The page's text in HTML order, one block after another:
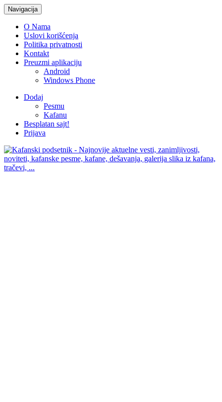
Navigacija
O Nama
Uslovi korišćenja
Politika privatnosti
Kontakt
Preuzmi aplikaciju
Android
Windows Phone
Dodaj
Pesmu
Kafanu
Besplatan sajt!
Prijava